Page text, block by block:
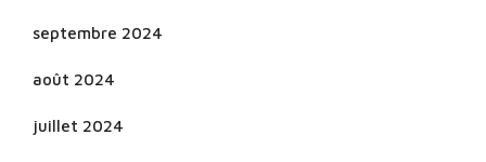
septembre 2024
août 2024
juillet 2024